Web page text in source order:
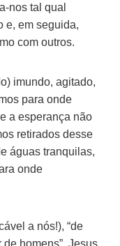
nos tal qual
e, em seguida,
com outros.
imundo, agitado,
para onde
a esperança não
retirados desse
águas tranquilas,
onde
a nós!), “de
homens”. Jesus